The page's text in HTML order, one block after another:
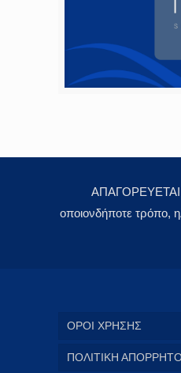
ΑΠΑΓΟΡΕΥΕΤΑΙ
οποιονδήποτε τρόπο,
ΟΡΟΙ ΧΡΗΣΗΣ
ΠΟΛΙΤΙΚΗ